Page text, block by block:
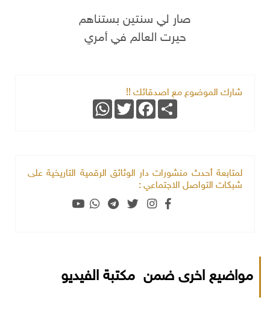
صار لي سنتين بستناهم
حيرت العالم في أمري
شارك الموضوع مع اصدقائك !!
Share
Facebook
Twitter
WhatsApp
لمتابعة أحدث منشورات دار الوثائق الرقمية التاريخية على
شبكات التواصل الاجتماعي :
مواضيع اخرى ضمن مكتبة الفيديو